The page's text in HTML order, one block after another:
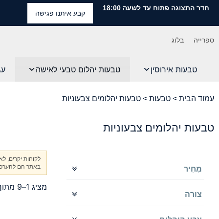
חדר התצוגה פתוח עד לשעה 18:00
קבע איתנו פגישה
ספרייה בלוג
טבעות אירוסין טבעות יהלום טבעי לאישה
עמוד הבית > טבעות > טבעות יהלומים צבעוניות
טבעות יהלומים צבעוניות
מְחִיר
צורה
מרובע
לקוחות יקרים,
באתר הם
מציג 1–9 מתוך 27 תוצאות